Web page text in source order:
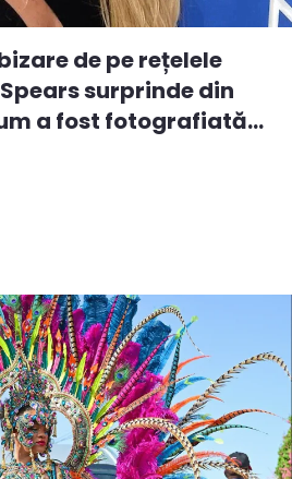
de pe rețelele
surprinde din
a fost fotografiată